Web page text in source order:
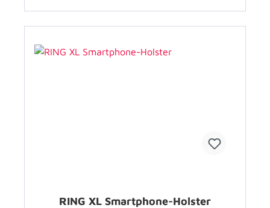
RING XL Smartphone-Holster